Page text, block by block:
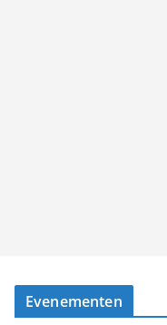
Evenementen